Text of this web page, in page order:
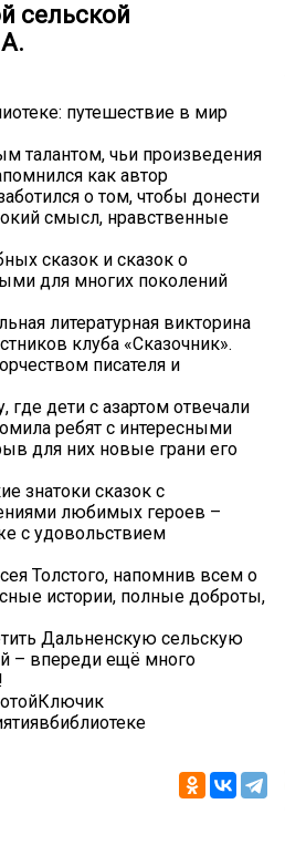
сельской
путешествие в мир
талантом, чьи произведения
как автор
о том, чтобы донести
смысл, нравственные
сказок и сказок о
для многих поколений
литературная викторина
клуба «Сказочник».
писателя и
дети с азартом отвечали
ребят с интересными
для них новые грани его
знатоки сказок с
любимых героев –
с удовольствием
Толстого, напомнив всем о
истории, полные доброты,
Дальненскую сельскую
– впереди ещё много